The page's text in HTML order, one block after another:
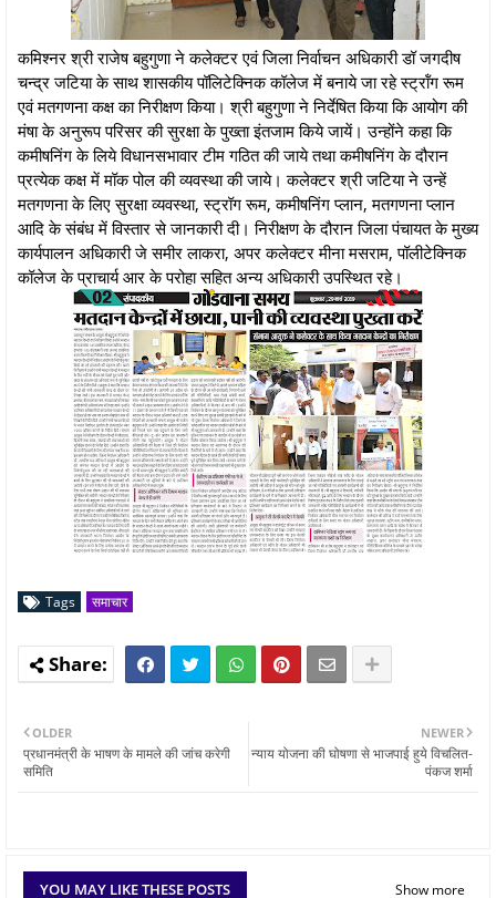
कमिश्नर श्री राजेष बहुगुणा ने कलेक्टर एवं जिला निर्वाचन अधिकारी डॉ जगदीष
चन्द्र जटिया के साथ शासकीय पॉलिटेक्निक कॉलेज में बनाये जा रहे स्ट्रॉंग रूम
एवं मतगणना कक्ष का निरीक्षण किया। श्री बहुगुणा ने निर्देषित किया कि आयोग की
मंषा के अनुरूप परिसर की सुरक्षा के पुख्ता इंतजाम किये जायें। उन्होंने कहा कि
कमीषनिंग के लिये विधानसभावार टीम गठित की जाये तथा कमीषनिंग के दौरान
प्रत्येक कक्ष में मॉक पोल की व्यवस्था की जाये। कलेक्टर श्री जटिया ने उन्हें
मतगणना के लिए सुरक्षा व्यवस्था, स्ट्रॉग रूम, कमीषनिंग प्लान, मतगणना प्लान
आदि के संबंध में विस्तार से जानकारी दी। निरीक्षण के दौरान जिला पंचायत के मुख्य
कार्यपालन अधिकारी जे समीर लाकरा, अपर कलेक्टर मीना मसराम, पॉलीटेक्निक
कॉलेज के प्राचार्य आर के परोहा सहित अन्य अधिकारी उपस्थित रहे।
Tags समाचार
NEWER
न्याय योजना की घोषणा से भाजपाई हुये विचलित-
पंकज शर्मा
OLDER
प्रधानमंत्री के भाषण के मामले की जांच करेगी
समिति
YOU MAY LIKE THESE POSTS Show more